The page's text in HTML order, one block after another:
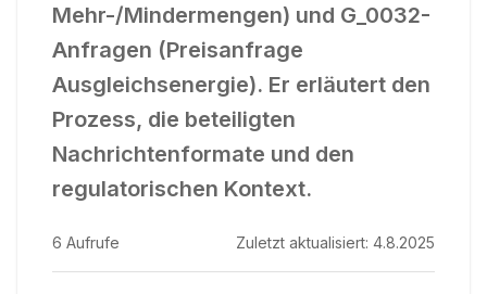
Mehr-/Mindermengen) und G_0032-
Anfragen (Preisanfrage
Ausgleichsenergie). Er erläutert den
Prozess, die beteiligten
Nachrichtenformate und den
regulatorischen Kontext.
6 Aufrufe Zuletzt aktualisiert: 4.8.2025